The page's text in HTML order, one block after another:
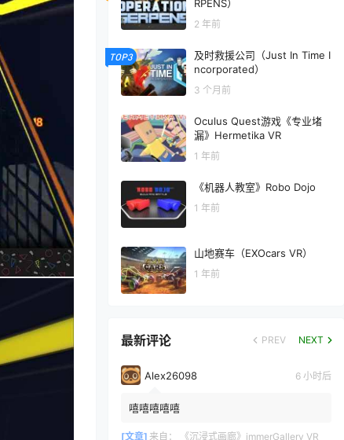
RPENS）
2 年前
TOP3
及时救援公司（Just In Time I
ncorporated）
3 个月前
Oculus Quest游戏《专业堵
漏》Hermetika VR
1 年前
《机器人教室》Robo Dojo
1 年前
山地赛车（EXOcars VR）
1 年前
最新评论 PREV NEXT
Alex26098 6 小时后
嘻嘻嘻嘻嘻
[文章] 来自： 《沉浸式画廊》immerGallery VR